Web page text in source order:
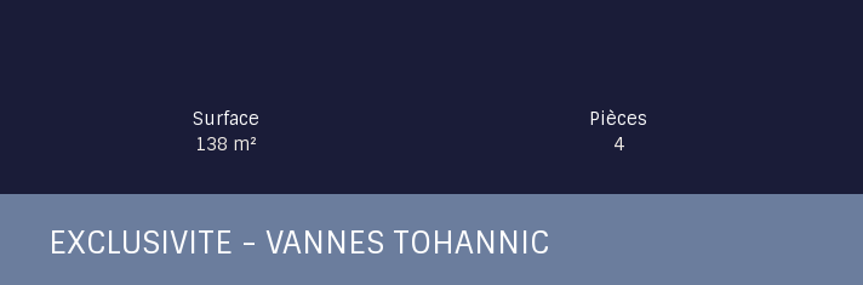
Surface
138 m²
Pièces
4
EXCLUSIVITE - VANNES TOHANNIC